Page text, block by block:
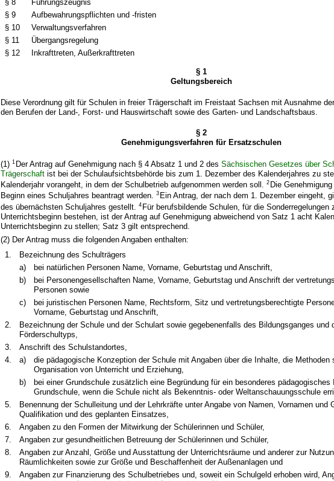
§ 8
Führungszeugnis
§ 9
Aufbewahrungspflichten und -fristen
§ 10
Verwaltungsverfahren
§ 11
Übergangsregelung
§ 12
Inkrafttreten, Außerkrafttreten
§ 1
Geltungsbereich
Diese Verordnung gilt für Schulen in freier Trägerschaft im Freistaat Sachsen mit Ausnahme
den Berufen der Land-, Forst- und Hauswirtschaft sowie des Garten- und Landschaftsbaus.
§ 2
Genehmigungsverfahren für Ersatzschulen
(1)1 Der Antrag auf Genehmigung nach § 4 Absatz 1 und 2 desSächsischen Gesetzes über
Trägerschaft ist bei der Schulaufsichtsbehörde bis zum 1. Dezember des Kalenderjahres zu
Kalenderjahr vorangeht, in dem der Schulbetrieb aufgenommen werden soll.2 Die
Beginn eines Schuljahres beantragt werden.3 Ein Antrag, der nach dem 1. Dezember eingeht,
des übernächsten Schuljahres gestellt.4 Für berufsbildende Schulen, für die Sonderregelungen
Unterrichtsbeginn bestehen, ist der Antrag auf Genehmigung abweichend von Satz 1 acht
Unterrichtsbeginn zu stellen; Satz 3 gilt entsprechend.
(2) Der Antrag muss die folgenden Angaben enthalten:
1.
Bezeichnung des Schulträgers
a)
bei natürlichen Personen Name, Vorname, Geburtstag und Anschrift,
b)
bei Personengesellschaften Name, Vorname, Geburtstag und Anschrift der
Personen sowie
c)
bei juristischen Personen Name, Rechtsform, Sitz und vertretungsberechtigte
Vorname, Geburtstag und Anschrift,
2.
Bezeichnung der Schule und der Schulart sowie gegebenenfalls des Bildungsganges und
Förderschultyps,
3.
Anschrift des Schulstandortes,
4.
a)
die pädagogische Konzeption der Schule mit Angaben über die Inhalte, die Methoden
Organisation von Unterricht und Erziehung,
b)
bei einer Grundschule zusätzlich eine Begründung für ein besonderes pädagogisches
Grundschule, wenn die Schule nicht als Bekenntnis- oder Weltanschauungsschule
5.
Benennung der Schulleitung und der Lehrkräfte unter Angabe von Namen, Vornamen und
Qualifikation und des geplanten Einsatzes,
6.
Angaben zu den Formen der Mitwirkung der Schülerinnen und Schüler,
7.
Angaben zur gesundheitlichen Betreuung der Schülerinnen und Schüler,
8.
Angaben zur Anzahl, Größe und Ausstattung der Unterrichtsräume und anderer zur
Räumlichkeiten sowie zur Größe und Beschaffenheit der Außenanlagen und
9.
Angaben zur Finanzierung des Schulbetriebes und, soweit ein Schulgeld erhoben wird,